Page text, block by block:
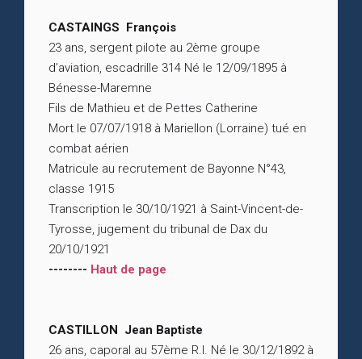
CASTAINGS François
23 ans, sergent pilote au 2ème groupe
d’aviation, escadrille 314 Né le 12/09/1895 à
Bénesse-Maremne
Fils de Mathieu et de Pettes Catherine
Mort le 07/07/1918 à Mariellon (Lorraine) tué en
combat aérien
Matricule au recrutement de Bayonne N°43,
classe 1915
Transcription le 30/10/1921 à Saint-Vincent-de-
Tyrosse, jugement du tribunal de Dax du
20/10/1921
-------- Haut de page
CASTILLON Jean Baptiste
26 ans, caporal au 57ème R.I. Né le 30/12/1892 à